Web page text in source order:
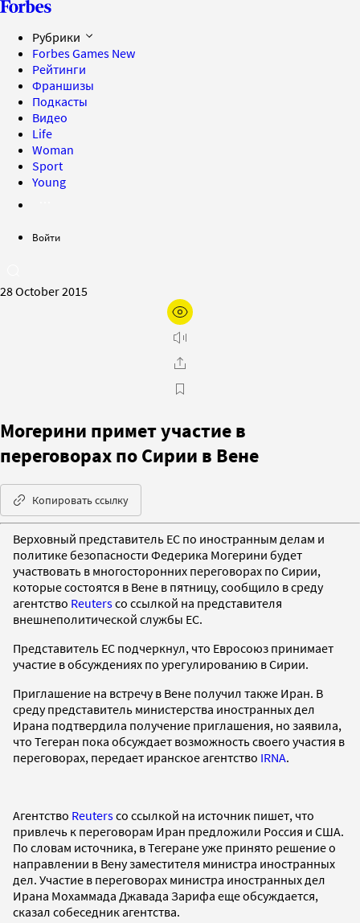
Рубрики
Forbes Games New
Рейтинги
Франшизы
Подкасты
Видео
Life
Woman
Sport
Young
Войти
28 October 2015
Могерини примет участие в
переговорах по Сирии в Вене
Копировать ссылку
Верховный представитель ЕС по иностранным делам и
политике безопасности Федерика Могерини будет
участвовать в многосторонних переговорах по Сирии,
которые состоятся в Вене в пятницу, сообщило в среду
агентство Reutersсо ссылкой на представителя
внешнеполитической службы ЕС.
Представитель ЕС подчеркнул, что Евросоюз принимает
участие в обсуждениях по урегулированию в Сирии.
Приглашение на встречу в Вене получил также Иран. В
среду представитель министерства иностранных дел
Ирана подтвердила получение приглашения, но заявила,
что Тегеран пока обсуждает возможность своего участия в
переговорах, передает иранское агентство IRNA.
Агентство Reutersсо ссылкой на источник пишет, что
привлечь к переговорам Иран предложили Россия и США.
По словам источника, в Тегеране уже принято решение о
направлении в Вену заместителя министра иностранных
дел. Участие в переговорах министра иностранных дел
Ирана Мохаммада Джавада Зарифа еще обсуждается,
сказал собеседник агентства.